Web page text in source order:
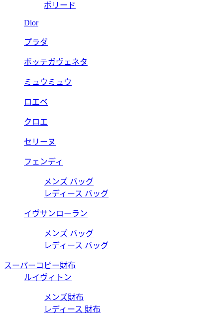
ボリード
Dior
プラダ
ボッテガヴェネタ
ミュウミュウ
ロエベ
クロエ
セリーヌ
フェンディ
メンズ バッグ
レディース バッグ
イヴサンローラン
メンズ バッグ
レディース バッグ
スーパーコピー財布
ルイヴィトン
メンズ財布
レディース 財布